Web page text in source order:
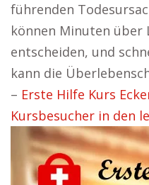
führenden
können Minuten über
entscheiden, und
kann die
– Erste Hilfe Kurs
Kursbesucher in den